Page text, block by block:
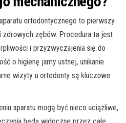
ortodontycznego to pierwszy
zębów. Procedura ta jest
i przyzwyczajenia się do
o higienę jamy ustnej, unikanie
wizyty u ortodonty są kluczowe
aparatu mogą być nieco uciążliwe,